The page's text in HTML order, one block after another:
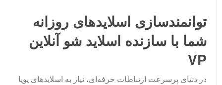
توانمندسازی اسلایدهای روزانه
شما با سازنده اسلاید شو آنلاین
VP
در دنیای پرسرعت ارتباطات حرفه‌ای، نیاز به اسلایدهای پویا